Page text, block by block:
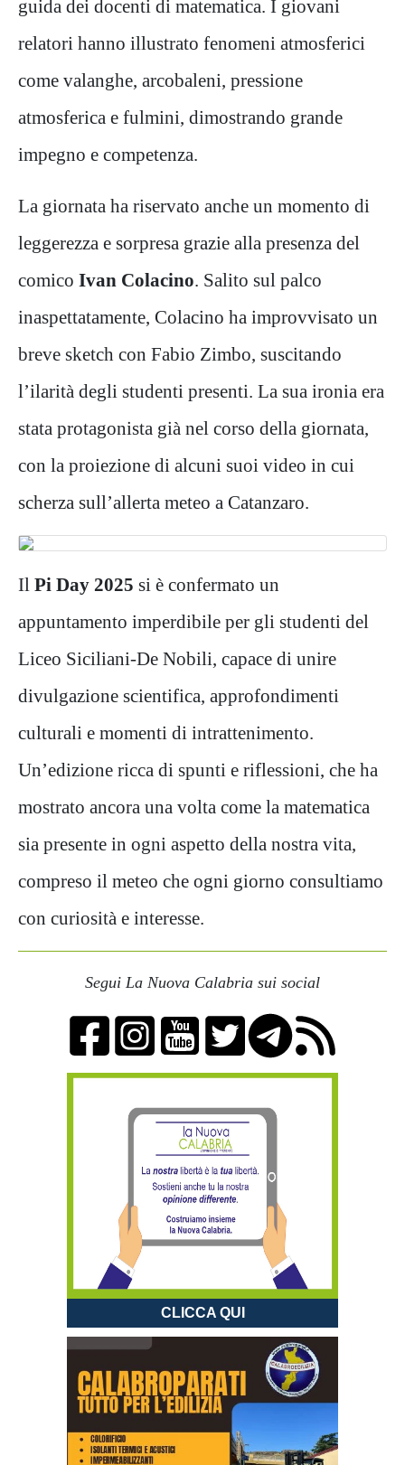
guida dei docenti di matematica. I giovani
relatori hanno illustrato fenomeni atmosferici
come valanghe, arcobaleni, pressione
atmosferica e fulmini, dimostrando grande
impegno e competenza.
La giornata ha riservato anche un momento di
leggerezza e sorpresa grazie alla presenza del
comico Ivan Colacino . Salito sul palco
inaspettatamente, Colacino ha improvvisato un
breve sketch con Fabio Zimbo, suscitando
l’ilarità degli studenti presenti. La sua ironia era
stata protagonista già nel corso della giornata,
con la proiezione di alcuni suoi video in cui
scherza sull’allerta meteo a Catanzaro.
Il Pi Day 2025 si è confermato un
appuntamento imperdibile per gli studenti del
Liceo Siciliani-De Nobili, capace di unire
divulgazione scientifica, approfondimenti
culturali e momenti di intrattenimento.
Un’edizione ricca di spunti e riflessioni, che ha
mostrato ancora una volta come la matematica
sia presente in ogni aspetto della nostra vita,
compreso il meteo che ogni giorno consultiamo
con curiosità e interesse.
Segui La Nuova Calabria sui social
CLICCA QUI